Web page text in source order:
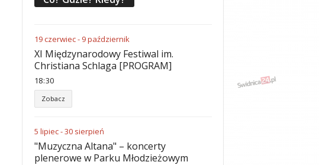
19czerwiec- 9październik
XI Międzynarodowy Festiwal im.
Christiana Schlaga [PROGRAM]
18:30
Zobacz
5 lipiec-30 sierpień
"Muzyczna Altana" – koncerty
plenerowe w Parku Młodzieżowym